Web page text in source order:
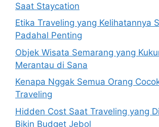
Saat Staycation
Etika Traveling yang Kelihatannya
Padahal Penting
Objek Wisata Semarang yang
Merantau di Sana
Kenapa Nggak Semua Orang
Traveling
Hidden Cost Saat Traveling yang
Bikin Budget Jebol